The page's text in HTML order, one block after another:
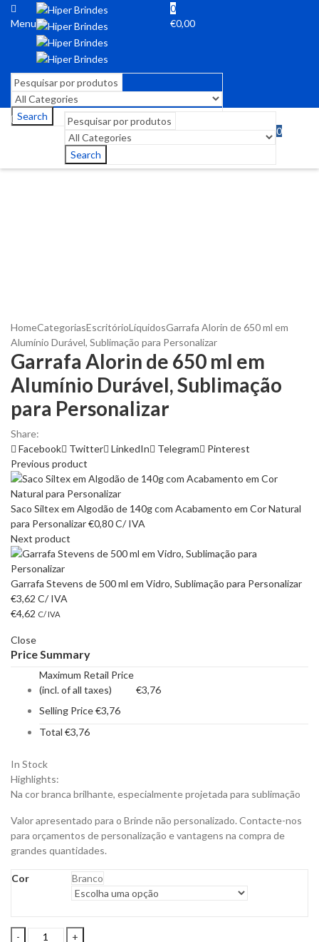
Menu
0
€0,00
Search
Search
0
HomeCategoriasEscritórioLíquidosGarrafa Alorin de 650 ml em
Alumínio Durável, Sublimação para Personalizar
Garrafa Alorin de 650 ml em
Alumínio Durável, Sublimação
para Personalizar
Share:
Facebook
Twitter LinkedIn Telegram
Pinterest
Previous product
Saco Siltex em Algodão de 140g com Acabamento em Cor Natural
para Personalizar€0,80C/ IVA
Next product
Garrafa Stevens de 500 ml em Vidro, Sublimação para Personalizar
€3,62 C/ IVA
€4,62 C/ IVA
Close
Price Summary
Maximum Retail Price
(incl. of all taxes)
€3,76
Selling Price€3,76
Total €3,76
In Stock
Highlights:
Na cor branca brilhante, especialmente projetada para sublimação
Valor apresentado para o Brinde não personalizado. Contacte-nos
para orçamentos de personalização e vantagens na compra de
grandes quantidades.
Cor Branco
Garrafa